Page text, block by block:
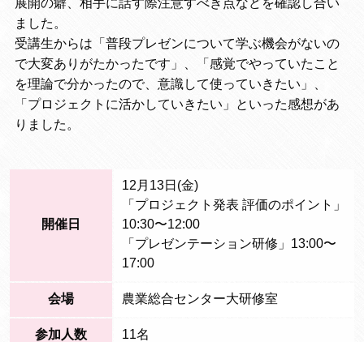
展開の癖、相手に話す際注意すべき点などを確認し合い
ました。
受講生からは「普段プレゼンについて学ぶ機会がないの
で大変ありがたかったです」、「感覚でやっていたこと
を理論で分かったので、意識して使っていきたい」、
「プロジェクトに活かしていきたい」といった感想があ
りました。
開催日
12月13日(金)
「プロジェクト発表 評価のポイント」
10:30〜12:00
「プレゼンテーション研修」13:00〜
17:00
会場 農業総合センター大研修室
参加人数 11名